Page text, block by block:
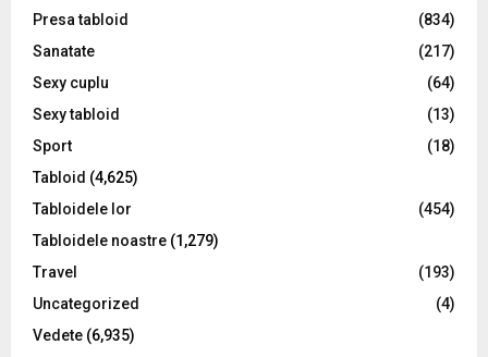
Presa tabloid
(834)
Sanatate
(217)
Sexy cuplu
(64)
Sexy tabloid
(13)
Sport
(18)
Tabloid (4,625)
Tabloidele lor
(454)
Tabloidele noastre (1,279)
Travel
(193)
Uncategorized
(4)
Vedete (6,935)